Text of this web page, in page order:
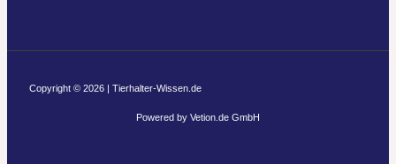
Copyright © 2026 | Tierhalter-Wissen.de
Powered by Vetion.de GmbH